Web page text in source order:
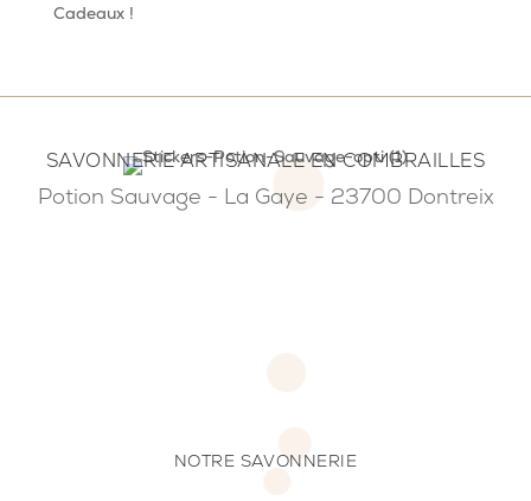
Cadeaux !
NOTRE SAVONNERIE
SAVONNERIE ARTISANALE EN COMBRAILLES
Potion Sauvage - La Gaye - 23700 Dontreix